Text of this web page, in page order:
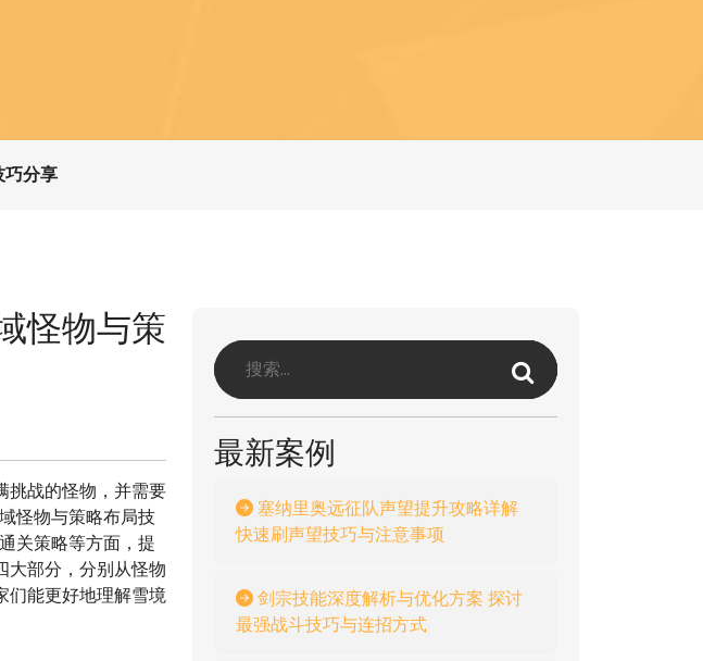
巧分享
怪物与策
挑战的怪物，并需要
怪物与策略布局技
关策略等方面，提
大部分，分别从怪物
们能更好地理解雪境
最新案例
塞纳里奥远征队声望提升攻略详解
快速刷声望技巧与注意事项
剑宗技能深度解析与优化方案 探讨
最强战斗技巧与连招方式